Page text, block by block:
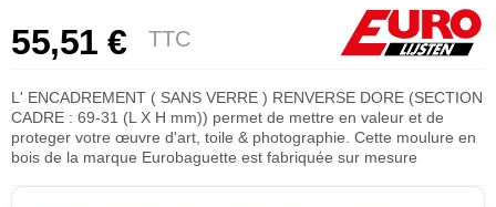
55,51 € TTC
L' ENCADREMENT ( SANS VERRE ) RENVERSE DORE (SECTION
CADRE : 69-31 (L X H mm)) permet de mettre en valeur et de
proteger votre œuvre d'art, toile & photographie. Cette moulure en
bois de la marque Eurobaguette est fabriquée sur mesure